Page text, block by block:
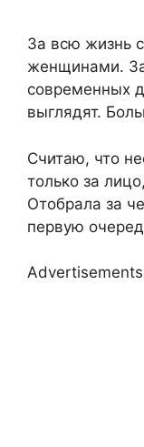
За всю жизнь
женщинами.
современных
выглядят.
Считаю, что
только за
Отобрала за
первую
Advertisements